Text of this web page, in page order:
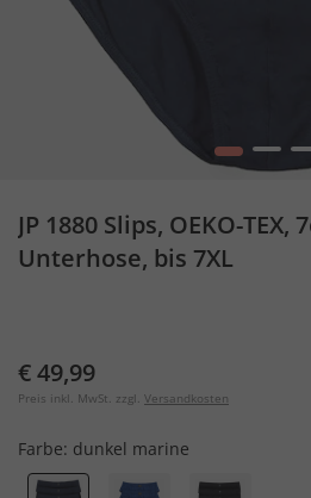
1 2 3
JP 1880 Slips, OEKO-TEX,
Unterhose, bis 7XL
€ 49,99
Preis inkl. MwSt. zzgl. Versandkosten
Farbe: dunkel marine